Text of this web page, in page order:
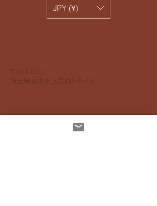
JPY (¥)
​〒353-0001
​埼玉県志木市上宗岡5-8-29
個人情報保護指針
アクセスビリティ指針